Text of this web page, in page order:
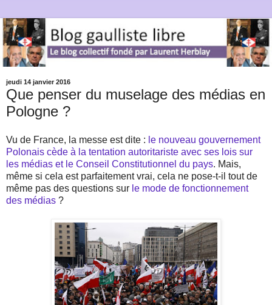
jeudi 14 janvier 2016
Que penser du muselage des médias en
Pologne ?
Vu de France, la messe est dite : le nouveau gouvernement
Polonais cède à la tentation autoritariste avec ses lois sur
les médias et le Conseil Constitutionnel du pays. Mais,
même si cela est parfaitement vrai, cela ne pose-t-il tout de
même pas des questions sur le mode de fonctionnement
des médias ?